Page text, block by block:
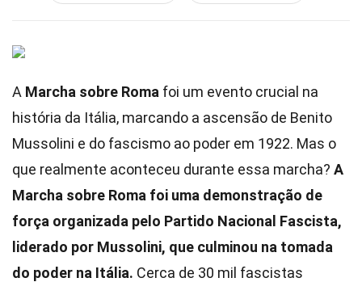
A Marcha sobre Roma foi um evento crucial na
história da Itália, marcando a ascensão de Benito
Mussolini e do fascismo ao poder em 1922. Mas o
que realmente aconteceu durante essa marcha? A
Marcha sobre Roma foi uma demonstração de
força organizada pelo Partido Nacional Fascista,
liderado por Mussolini, que culminou na tomada
do poder na Itália. Cerca de 30 mil fascistas